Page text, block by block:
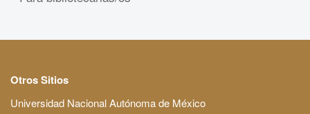
Otros Sitios
Universidad Nacional Autónoma de México